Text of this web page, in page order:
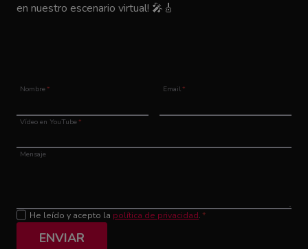
en nuestro escenario virtual! 🎤🎸
Nombre* Email*
Vídeo en YouTube*
Mensaje
He leído y acepto la política de privacidad. *
ENVIAR